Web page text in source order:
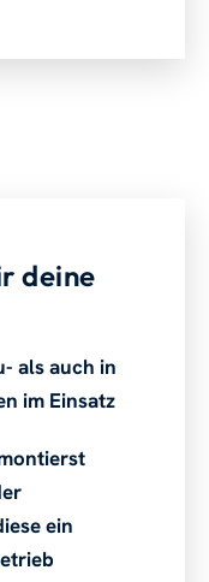
deine
als auch in
im Einsatz
ein